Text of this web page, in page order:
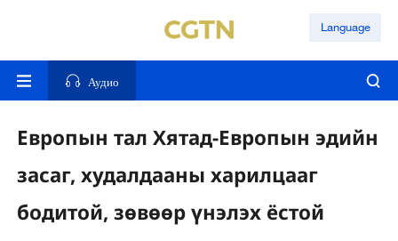
Language
Аудио
Европын тал Хятад-Европын эдийн
засаг, худалдааны харилцааг
бодитой, зөвөөр үнэлэх ёстой